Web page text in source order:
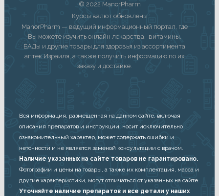
© 2022 ManorPharm
Курсы валют обновлены
ManorPharm — ведущий информационный портал, где
Вы можете изучить онлайн лекарства, витамины,
БАДы и другие товары для здоровья из ассортимента
аптек Израиля, а также получить информацию по их
заказу и доставке.
Вся информация, размещенная на данном сайте, включая
описания препаратов и инструкции, носит исключительно
ознакомительный характер, может содержать ошибки и
неточности и не является заменой консультации с врачом.
Наличие указанных на сайте товаров не гарантировано.
Фотографии и цены на товары, а также их комплектация, масса и
другие характеристики, могут отличаться от указанных на сайте.
Уточняйте наличие препаратов и все детали у наших